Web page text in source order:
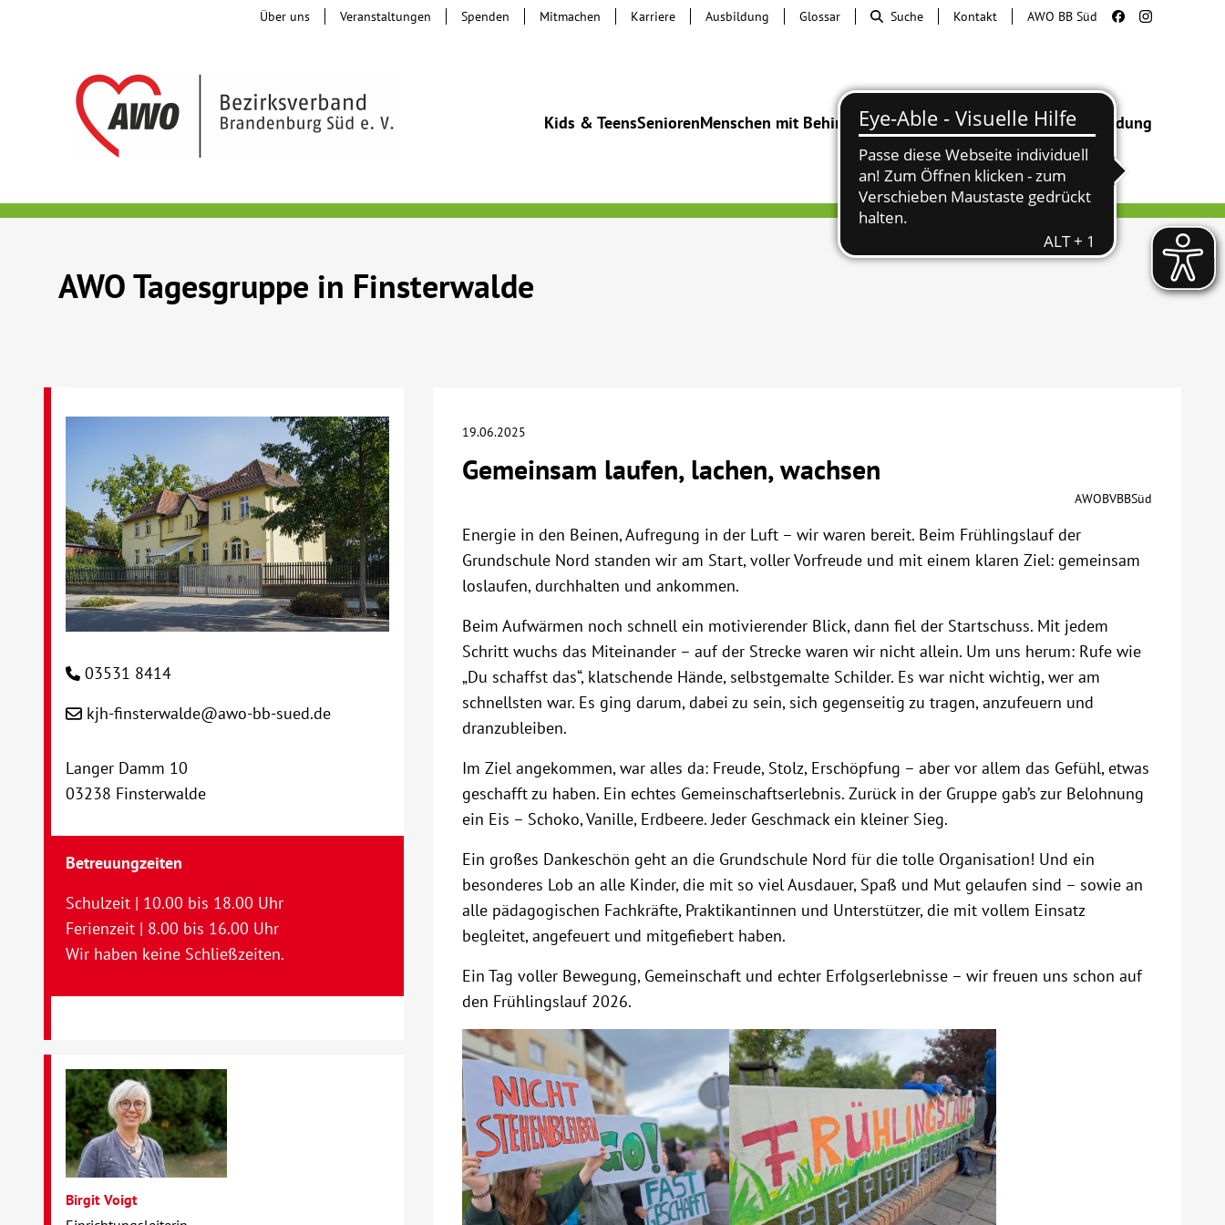
Kids & TeensSeniorenMenschen mit BehinderungBeratung & HilfeBegegnung Bildung
Über uns Veranstaltungen Spenden Mitmachen Karriere Ausbildung Glossar Suche Kontakt AWO BB Süd
AWO Tagesgruppe in Finsterwalde
19.06.2025
Gemeinsam laufen, lachen, wachsen
AWOBVBBSüd
Energie in den Beinen, Aufregung in der Luft – wir waren bereit. Beim Frühlingslauf der
Grundschule Nord standen wir am Start, voller Vorfreude und mit einem klaren Ziel: gemeinsam
loslaufen, durchhalten und ankommen.
Beim Aufwärmen noch schnell ein motivierender Blick, dann fiel der Startschuss. Mit jedem
Schritt wuchs das Miteinander – auf der Strecke waren wir nicht allein. Um uns herum: Rufe wie
„Du schaffst das“, klatschende Hände, selbstgemalte Schilder. Es war nicht wichtig, wer am
schnellsten war. Es ging darum, dabei zu sein, sich gegenseitig zu tragen, anzufeuern und
dranzubleiben.
Im Ziel angekommen, war alles da: Freude, Stolz, Erschöpfung – aber vor allem das Gefühl, etwas
geschafft zu haben. Ein echtes Gemeinschaftserlebnis. Zurück in der Gruppe gab’s zur Belohnung
ein Eis – Schoko, Vanille, Erdbeere. Jeder Geschmack ein kleiner Sieg.
Ein großes Dankeschön geht an die Grundschule Nord für die tolle Organisation! Und ein
besonderes Lob an alle Kinder, die mit so viel Ausdauer, Spaß und Mut gelaufen sind – sowie an
alle pädagogischen Fachkräfte, Praktikantinnen und Unterstützer, die mit vollem Einsatz
begleitet, angefeuert und mitgefiebert haben.
Ein Tag voller Bewegung, Gemeinschaft und echter Erfolgserlebnisse – wir freuen uns schon auf
den Frühlingslauf 2026.
03531 8414
kjh-finsterwalde@awo-bb-sued.de
Langer Damm 10
03238 Finsterwalde
Betreuungzeiten
Schulzeit | 10.00 bis 18.00 Uhr
Ferienzeit | 8.00 bis 16.00 Uhr
Wir haben keine Schließzeiten.
Birgit Voigt